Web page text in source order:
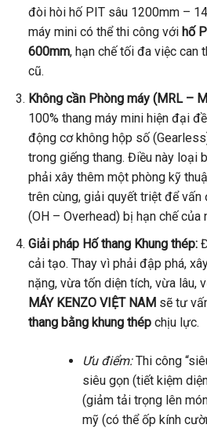
đòi hòi hố PIT sâu 1200mm –
máy mini có thể thi công với hố
600mm, hạn chế tối đa việc can
cũ.
Không cần Phòng máy (MRL –
100% thang máy mini hiện đại
động cơ không hộp số
trong giếng thang. Điều này loại
phải xây thêm một phòng kỹ
trên cùng, giải quyết triệt để vấn
(OH – Overhead) bị hạn chế của
Giải pháp Hố thang Khung thép:
cải tạo. Thay vì phải đập phá,
nặng, vừa tốn diện tích, vừa lâu,
MÁY KENZO VIỆT NAM sẽ tư
thang bằng khung thépchịu lực.
Ưu điểm:Thi công
siêu gọn (tiết kiệm
(giảm tải trọng lên
mỹ (có thể ốp kính